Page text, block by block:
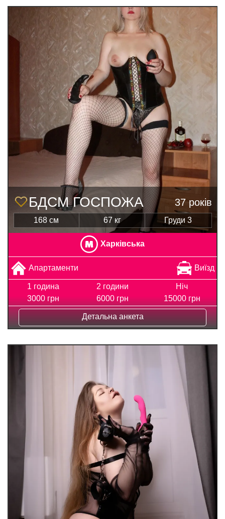
БДСМ ГОСПОЖА 37 років
168 см 67 кг Груди 3
Харківська
Апартаменти Виїзд
1 година
3000 грн
2 години
6000 грн
Ніч
15000 грн
Детальна анкета